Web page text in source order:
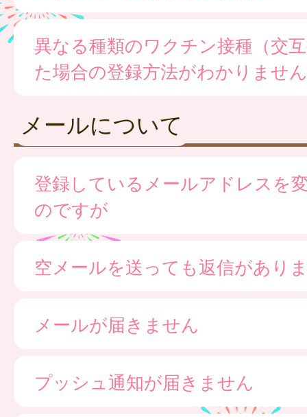
異なる種類のワクチン接種（交
た場合の登録方法がわかりません
メールについて
登録しているメールアドレスを
のですが
空メールを送っても返信があり
メールが届きません
プッシュ通知が届きません